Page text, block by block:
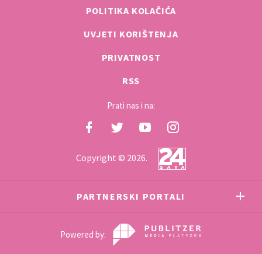
POLITIKA KOLAČIĆA
UVJETI KORIŠTENJA
PRIVATNOST
RSS
Prati nas i na:
Copyright © 2026.
PARTNERSKI PORTALI
Powered by: